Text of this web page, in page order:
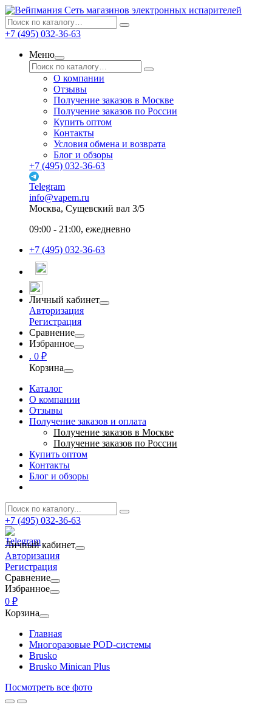
Сеть магазинов электронных испарителей
+7 (495) 032-36-63
Меню
О компании
Отзывы
Получение заказов в Москве
Получение заказов по России
Купить оптом
Контакты
Условия обмена и возврата
Блог и обзоры
+7 (495) 032-36-63
Telegram
info@vapem.ru
Москва, Сущевский вал 3/5
09:00 - 21:00, ежедневно
+7 (495) 032-36-63
Личный кабинет
Авторизация
Регистрация
Сравнение
Избранное
. 0 ₽
Корзина
Каталог
О компании
Отзывы
Получение заказов и оплата
Получение заказов в Москве
Получение заказов по России
Купить оптом
Контакты
Блог и обзоры
+7 (495) 032-36-63
Личный кабинет
Авторизация
Регистрация
Сравнение
Избранное
0 ₽
Корзина
Главная
Многоразовые POD-системы
Brusko
Brusko Minican Plus
Посмотреть все фото